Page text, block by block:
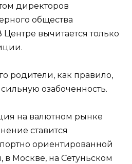
директоров
общества
вычитается только
родители, как правило,
озабоченность.
на валютном рынке
ставится
ориентированной
в Москве, на Сетуньском